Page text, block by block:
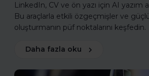
LinkedIn, CV ve ön yazı için AI yazım
Bu araçlarla etkili özgeçmişler ve
oluşturmanın püf noktalarını keşfedin.
Daha fazla oku